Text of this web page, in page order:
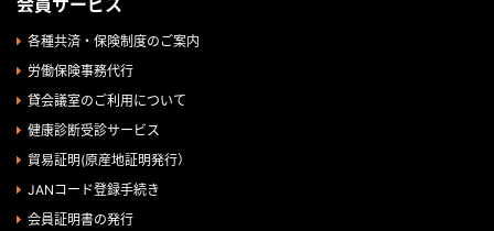
会員サービス
各種共済・保険制度のご案内
労働保険事務代行
貸会議室のご利用について
健康診断受診サービス
貿易証明(原産地証明発行）
JANコード登録手続き
会員証明書の発行